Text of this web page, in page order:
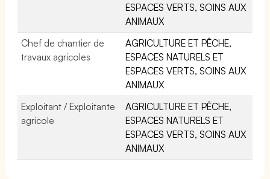
ESPACES VERTS, SOINS AUX
ANIMAUX
Chef de chantier de
travaux agricoles
AGRICULTURE ET PÊCHE,
ESPACES NATURELS ET
ESPACES VERTS, SOINS AUX
ANIMAUX
Exploitant / Exploitante
agricole
AGRICULTURE ET PÊCHE,
ESPACES NATURELS ET
ESPACES VERTS, SOINS AUX
ANIMAUX